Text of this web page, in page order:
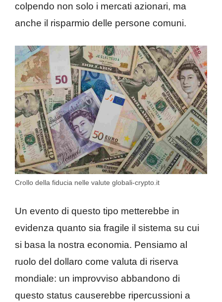
colpendo non solo i mercati azionari, ma
anche il risparmio delle persone comuni.
Crollo della fiducia nelle valute globali-crypto.it
Un evento di questo tipo metterebbe in
evidenza quanto sia fragile il sistema su cui
si basa la nostra economia. Pensiamo al
ruolo del dollaro come valuta di riserva
mondiale: un improvviso abbandono di
questo status causerebbe ripercussioni a